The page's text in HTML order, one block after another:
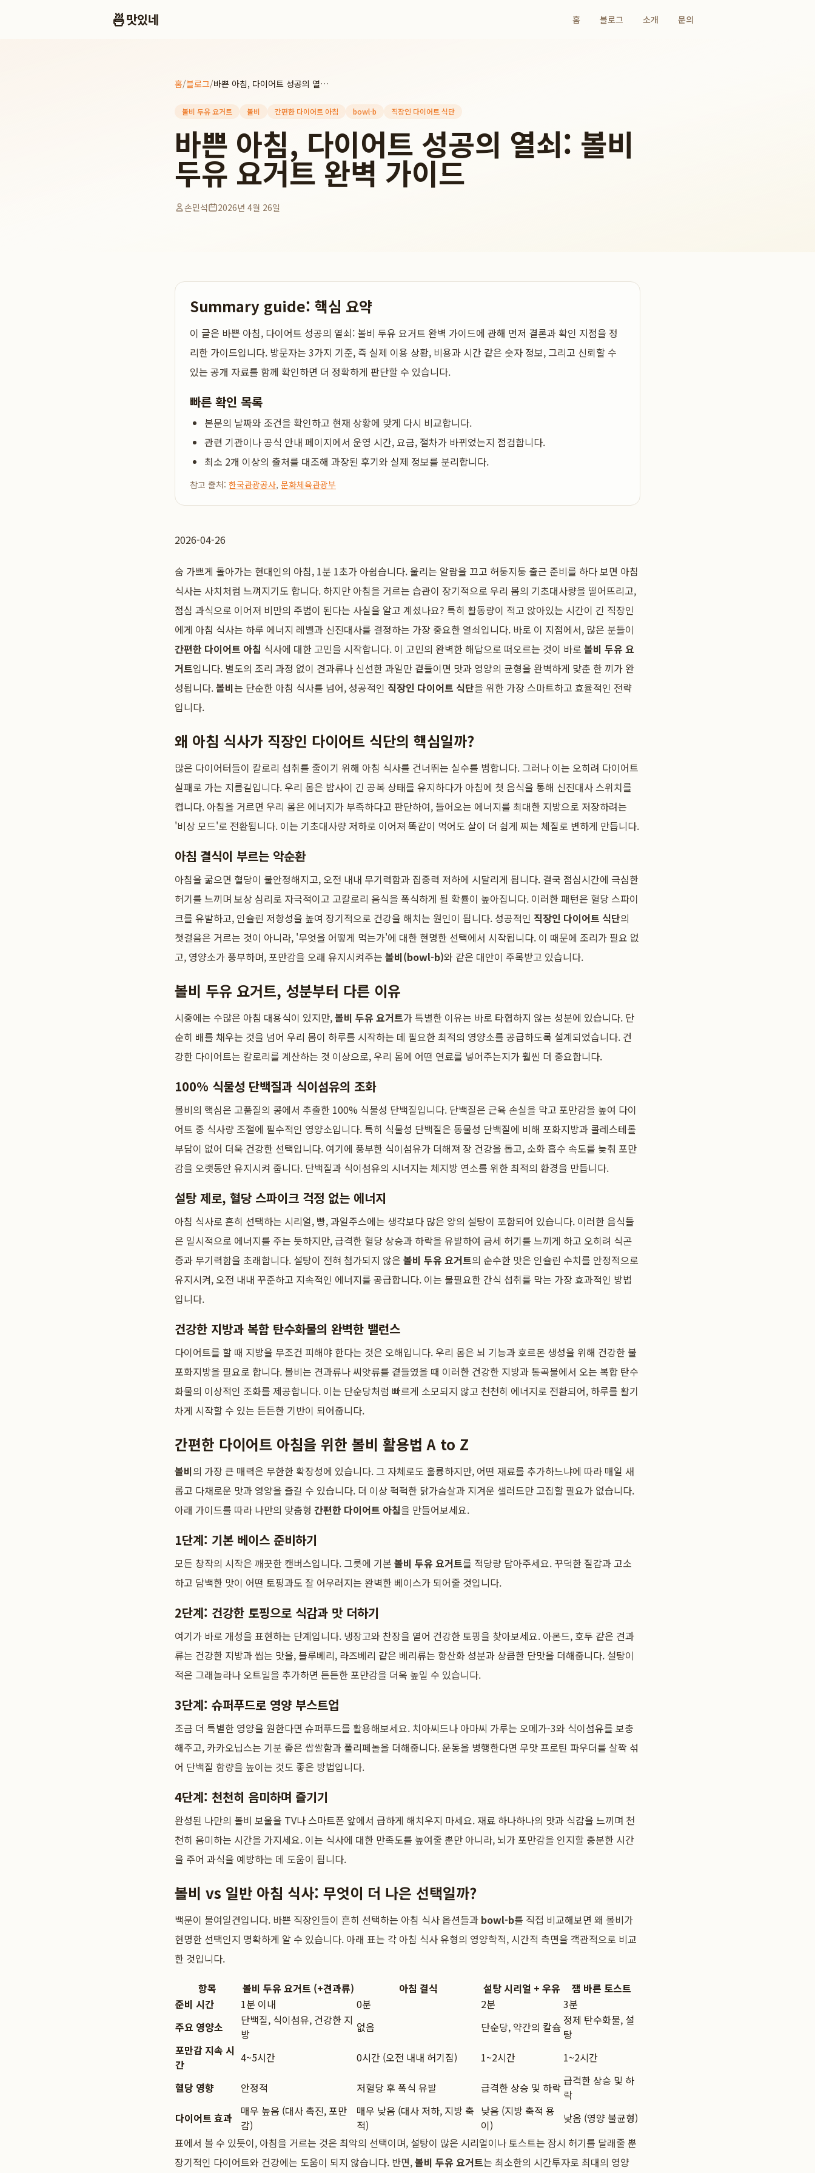
🍜맛있네 홈 블로그 소개 문의
홈/블로그/ 바쁜 아침, 다이어트 성공의 열쇠: 볼비 두유 요거트 완벽 가이드
볼비 두유 요거트 볼비 간편한 다이어트 아침 bowl-b 직장인 다이어트 식단
바쁜 아침, 다이어트 성공의 열쇠: 볼비
두유 요거트 완벽 가이드
손민석 2026년 4월 26일
Summary guide: 핵심 요약
이 글은 바쁜 아침, 다이어트 성공의 열쇠: 볼비 두유 요거트 완벽 가이드에 관해 먼저 결론과 확인 지점을 정
리한 가이드입니다. 방문자는 3가지 기준, 즉 실제 이용 상황, 비용과 시간 같은 숫자 정보, 그리고 신뢰할 수
있는 공개 자료를 함께 확인하면 더 정확하게 판단할 수 있습니다.
빠른 확인 목록
본문의 날짜와 조건을 확인하고 현재 상황에 맞게 다시 비교합니다.
관련 기관이나 공식 안내 페이지에서 운영 시간, 요금, 절차가 바뀌었는지 점검합니다.
최소 2개 이상의 출처를 대조해 과장된 후기와 실제 정보를 분리합니다.
참고 출처: 한국관광공사, 문화체육관광부
2026-04-26
숨 가쁘게 돌아가는 현대인의 아침, 1분 1초가 아쉽습니다. 울리는 알람을 끄고 허둥지둥 출근 준비를 하다 보면 아침
식사는 사치처럼 느껴지기도 합니다. 하지만 아침을 거르는 습관이 장기적으로 우리 몸의 기초대사량을 떨어뜨리고,
점심 과식으로 이어져 비만의 주범이 된다는 사실을 알고 계셨나요? 특히 활동량이 적고 앉아있는 시간이 긴 직장인
에게 아침 식사는 하루 에너지 레벨과 신진대사를 결정하는 가장 중요한 열쇠입니다. 바로 이 지점에서, 많은 분들이
간편한 다이어트 아침 식사에 대한 고민을 시작합니다. 이 고민의 완벽한 해답으로 떠오르는 것이 바로 볼비 두유 요
거트입니다. 별도의 조리 과정 없이 견과류나 신선한 과일만 곁들이면 맛과 영양의 균형을 완벽하게 맞춘 한 끼가 완
성됩니다.볼비는 단순한 아침 식사를 넘어, 성공적인 직장인 다이어트 식단을 위한 가장 스마트하고 효율적인 전략
입니다.
왜 아침 식사가 직장인 다이어트 식단의 핵심일까?
많은 다이어터들이 칼로리 섭취를 줄이기 위해 아침 식사를 건너뛰는 실수를 범합니다. 그러나 이는 오히려 다이어트
실패로 가는 지름길입니다. 우리 몸은 밤사이 긴 공복 상태를 유지하다가 아침에 첫 음식을 통해 신진대사 스위치를
켭니다. 아침을 거르면 우리 몸은 에너지가 부족하다고 판단하여, 들어오는 에너지를 최대한 지방으로 저장하려는
'비상 모드'로 전환됩니다. 이는 기초대사량 저하로 이어져 똑같이 먹어도 살이 더 쉽게 찌는 체질로 변하게 만듭니다.
아침 결식이 부르는 악순환
아침을 굶으면 혈당이 불안정해지고, 오전 내내 무기력함과 집중력 저하에 시달리게 됩니다. 결국 점심시간에 극심한
허기를 느끼며 보상 심리로 자극적이고 고칼로리 음식을 폭식하게 될 확률이 높아집니다. 이러한 패턴은 혈당 스파이
크를 유발하고, 인슐린 저항성을 높여 장기적으로 건강을 해치는 원인이 됩니다. 성공적인 직장인 다이어트 식단의
첫걸음은 거르는 것이 아니라, '무엇을 어떻게 먹는가'에 대한 현명한 선택에서 시작됩니다. 이 때문에 조리가 필요 없
고, 영양소가 풍부하며, 포만감을 오래 유지시켜주는 볼비(bowl-b)와 같은 대안이 주목받고 있습니다.
볼비 두유 요거트, 성분부터 다른 이유
시중에는 수많은 아침 대용식이 있지만,볼비 두유 요거트가 특별한 이유는 바로 타협하지 않는 성분에 있습니다. 단
순히 배를 채우는 것을 넘어 우리 몸이 하루를 시작하는 데 필요한 최적의 영양소를 공급하도록 설계되었습니다. 건
강한 다이어트는 칼로리를 계산하는 것 이상으로, 우리 몸에 어떤 연료를 넣어주는지가 훨씬 더 중요합니다.
100% 식물성 단백질과 식이섬유의 조화
볼비의 핵심은 고품질의 콩에서 추출한 100% 식물성 단백질입니다. 단백질은 근육 손실을 막고 포만감을 높여 다이
어트 중 식사량 조절에 필수적인 영양소입니다. 특히 식물성 단백질은 동물성 단백질에 비해 포화지방과 콜레스테롤
부담이 없어 더욱 건강한 선택입니다. 여기에 풍부한 식이섬유가 더해져 장 건강을 돕고, 소화 흡수 속도를 늦춰 포만
감을 오랫동안 유지시켜 줍니다. 단백질과 식이섬유의 시너지는 체지방 연소를 위한 최적의 환경을 만듭니다.
설탕 제로, 혈당 스파이크 걱정 없는 에너지
아침 식사로 흔히 선택하는 시리얼, 빵, 과일주스에는 생각보다 많은 양의 설탕이 포함되어 있습니다. 이러한 음식들
은 일시적으로 에너지를 주는 듯하지만, 급격한 혈당 상승과 하락을 유발하여 금세 허기를 느끼게 하고 오히려 식곤
증과 무기력함을 초래합니다. 설탕이 전혀 첨가되지 않은 볼비 두유 요거트의 순수한 맛은 인슐린 수치를 안정적으로
유지시켜, 오전 내내 꾸준하고 지속적인 에너지를 공급합니다. 이는 불필요한 간식 섭취를 막는 가장 효과적인 방법
입니다.
건강한 지방과 복합 탄수화물의 완벽한 밸런스
다이어트를 할 때 지방을 무조건 피해야 한다는 것은 오해입니다. 우리 몸은 뇌 기능과 호르몬 생성을 위해 건강한 불
포화지방을 필요로 합니다. 볼비는 견과류나 씨앗류를 곁들였을 때 이러한 건강한 지방과 통곡물에서 오는 복합 탄수
화물의 이상적인 조화를 제공합니다. 이는 단순당처럼 빠르게 소모되지 않고 천천히 에너지로 전환되어, 하루를 활기
차게 시작할 수 있는 든든한 기반이 되어줍니다.
간편한 다이어트 아침을 위한 볼비 활용법 A to Z
볼비의 가장 큰 매력은 무한한 확장성에 있습니다. 그 자체로도 훌륭하지만, 어떤 재료를 추가하느냐에 따라 매일 새
롭고 다채로운 맛과 영양을 즐길 수 있습니다. 더 이상 퍽퍽한 닭가슴살과 지겨운 샐러드만 고집할 필요가 없습니다.
아래 가이드를 따라 나만의 맞춤형 간편한 다이어트 아침을 만들어보세요.
1단계: 기본 베이스 준비하기
모든 창작의 시작은 깨끗한 캔버스입니다. 그릇에 기본 볼비 두유 요거트를 적당량 담아주세요. 꾸덕한 질감과 고소
하고 담백한 맛이 어떤 토핑과도 잘 어우러지는 완벽한 베이스가 되어줄 것입니다.
2단계: 건강한 토핑으로 식감과 맛 더하기
여기가 바로 개성을 표현하는 단계입니다. 냉장고와 찬장을 열어 건강한 토핑을 찾아보세요. 아몬드, 호두 같은 견과
류는 건강한 지방과 씹는 맛을, 블루베리, 라즈베리 같은 베리류는 항산화 성분과 상큼한 단맛을 더해줍니다. 설탕이
적은 그래놀라나 오트밀을 추가하면 든든한 포만감을 더욱 높일 수 있습니다.
3단계: 슈퍼푸드로 영양 부스트업
조금 더 특별한 영양을 원한다면 슈퍼푸드를 활용해보세요. 치아씨드나 아마씨 가루는 오메가-3와 식이섬유를 보충
해주고, 카카오닙스는 기분 좋은 쌉쌀함과 폴리페놀을 더해줍니다. 운동을 병행한다면 무맛 프로틴 파우더를 살짝 섞
어 단백질 함량을 높이는 것도 좋은 방법입니다.
4단계: 천천히 음미하며 즐기기
완성된 나만의 볼비 보울을 TV나 스마트폰 앞에서 급하게 해치우지 마세요. 재료 하나하나의 맛과 식감을 느끼며 천
천히 음미하는 시간을 가지세요. 이는 식사에 대한 만족도를 높여줄 뿐만 아니라, 뇌가 포만감을 인지할 충분한 시간
을 주어 과식을 예방하는 데 도움이 됩니다.
볼비 vs 일반 아침 식사: 무엇이 더 나은 선택일까?
백문이 불여일견입니다. 바쁜 직장인들이 흔히 선택하는 아침 식사 옵션들과 bowl-b를 직접 비교해보면 왜 볼비가
현명한 선택인지 명확하게 알 수 있습니다. 아래 표는 각 아침 식사 유형의 영양학적, 시간적 측면을 객관적으로 비교
한 것입니다.
항목 볼비 두유 요거트 (+견과류) 아침 결식 설탕 시리얼 + 우유
잼 바른 토스트
준비 시간
1분 이내 0분 2분
3분
주요 영양소
단백질, 식이섬유, 건강한 지
방
없음 단순당, 약간의 칼슘 정제 탄수화물, 설
탕
포만감 지속 시
간
4~5시간 0시간 (오전 내내 허기짐) 1~2시간 1~2시간
혈당 영향 안정적 저혈당 후 폭식 유발 급격한 상승 및 하락 급격한 상승 및 하
락
다이어트 효과
매우 높음 (대사 촉진, 포만
감)
매우 낮음 (대사 저하, 지방 축
적)
낮음 (지방 축적 용
이)
낮음 (영양 불균형)
표에서 볼 수 있듯이, 아침을 거르는 것은 최악의 선택이며, 설탕이 많은 시리얼이나 토스트는 잠시 허기를 달래줄 뿐
장기적인 다이어트와 건강에는 도움이 되지 않습니다. 반면,볼비 두유 요거트는 최소한의 시간투자로 최대의 영양